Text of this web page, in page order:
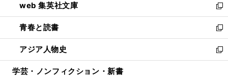
ド
ウ
で
開
く
ィ
ン
ド
ウ
で
開
い
ウ
ィ
ン
ド
ウ
web 集英社文庫
新
し
い
ウ
ィ
ン
青春と読書
新
し
い
ウ
アジア人物史
新
し
学芸・ノンフィクション・新書